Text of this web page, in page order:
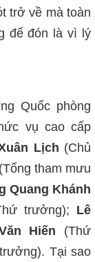
trở về mà toàn
để đón là vì lý
Quốc phòng
vụ cao cấp
Lịch (Chủ
(Tổng tham mưu
Quang Khánh
trưởng); Lê
Hiến (Thứ
Tại sao